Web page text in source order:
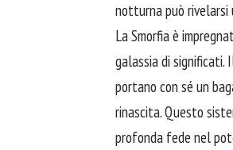
notturna può rivelarsi
La Smorfia è
galassia di significati.
portano con sé un
rinascita. Questo
profonda fede nel